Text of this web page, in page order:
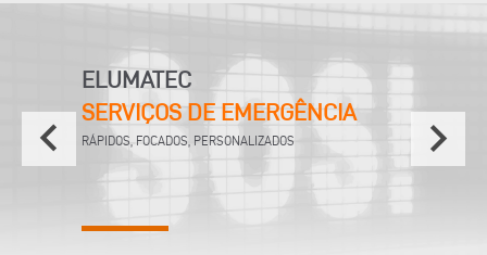
ELUMATEC
SERVIÇOS DE EMERGÊNCIA
RÁPIDOS, FOCADOS, PERSONALIZADOS
keyboard_arrow_left keyboard_arrow_right